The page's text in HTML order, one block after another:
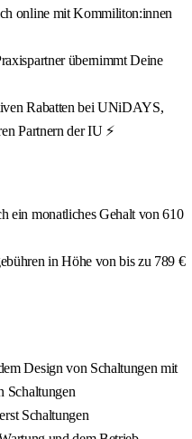
online mit Kommiliton:innen
übernimmt Deine
Rabatten bei UNiDAYS,
Partnern der IU ⚡️
ein monatliches Gehalt von 610
in Höhe von bis zu 789 €
Design von Schaltungen mit
Schaltungen
Schaltungen